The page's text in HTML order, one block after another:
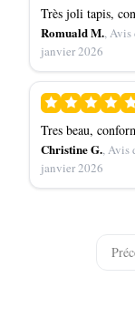
Très joli tapis,
Romuald M., Avis
janvier 2026
Tres beau,
Christine G., Avis
janvier 2026